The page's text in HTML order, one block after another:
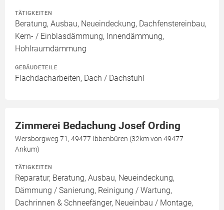
TÄTIGKEITEN
Beratung, Ausbau, Neueindeckung, Dachfenstereinbau,
Kern- / Einblasdämmung, Innendämmung,
Hohlraumdämmung
GEBÄUDETEILE
Flachdacharbeiten, Dach / Dachstuhl
Zimmerei Bedachung Josef Ording
Wersborgweg 71, 49477 Ibbenbüren (32km von 49477
Ankum)
TÄTIGKEITEN
Reparatur, Beratung, Ausbau, Neueindeckung,
Dämmung / Sanierung, Reinigung / Wartung,
Dachrinnen & Schneefänger, Neueinbau / Montage,